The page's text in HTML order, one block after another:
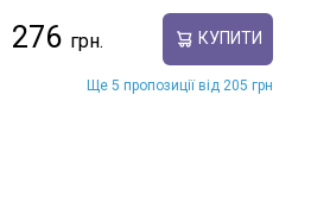
276 КУПИТИ
Ще 5 пропозиції від 205 грн